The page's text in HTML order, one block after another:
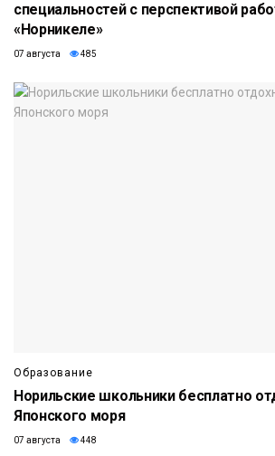
специальностей с перспективой
«Норникеле»
07 августа 485
Образование
Норильские школьники бесплатно
Японского моря
07 августа 448